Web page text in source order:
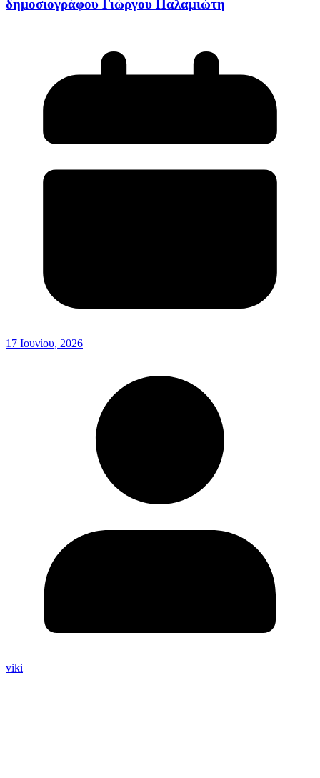
δημοσιογράφου Γιώργου Παλαμιώτη
17 Ιουνίου, 2026
viki